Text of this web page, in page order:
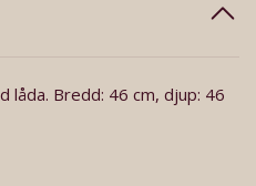
Bredd: 46 cm, djup: 46